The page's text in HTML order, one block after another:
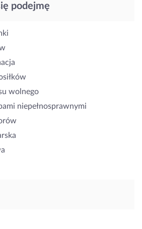
podejmę
wolnego
niepełnosprawnymi